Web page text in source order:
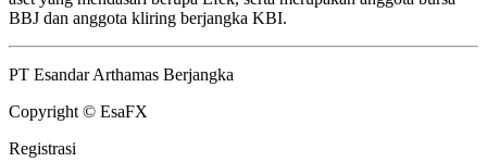
BBJ dan anggota kliring berjangka KBI.
PT Esandar Arthamas Berjangka
Copyright © EsaFX
Registrasi